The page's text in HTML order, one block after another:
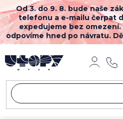
Přejít
na
obsah
Od 3. do 9. 8. bude naše
telefonu a e-mailu čerpat
expedujeme bez omezení.
odpovíme hned po návratu.